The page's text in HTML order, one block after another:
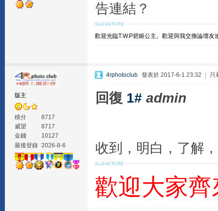
告連結？
歡迎光臨T.W.P碧姬公主。 歡迎與我交換論壇友
版主
積分
8717
威望
8717
金錢
10127
最後登錄 2026-8-6
4rphotoclub 發表於 2017-6-1 23:32 只
回復 1# admin
收到，明白，了解
歡迎大家